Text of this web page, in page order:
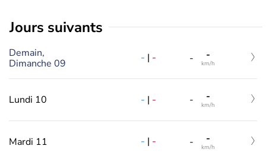
jours suivants
Demain,
Dimanche 09
- | - - -
km/h
Lundi 10 - | - - -
km/h
Mardi 11 - | - - -
km/h